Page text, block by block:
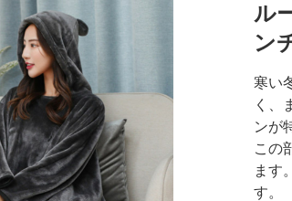
ル
ン
寒い
く、
ンが
この
ます
す。